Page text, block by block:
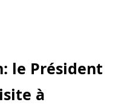
le Président
à